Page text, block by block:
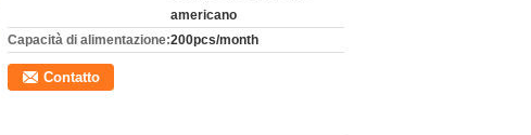
americano
Capacità di alimentazione:200pcs/month
Contatto